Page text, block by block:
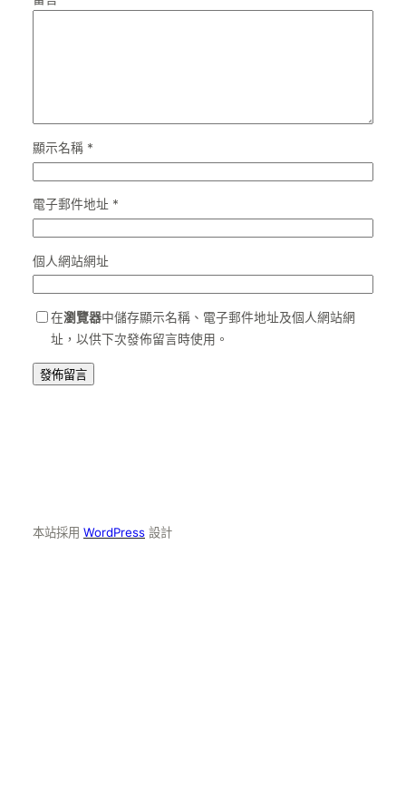
顯示名稱 *
電子郵件地址 *
個人網站網址
在瀏覽器中儲存顯示名稱、電子郵件地址及個人網站網
址，以供下次發佈留言時使用。
本站採用 WordPress 設計